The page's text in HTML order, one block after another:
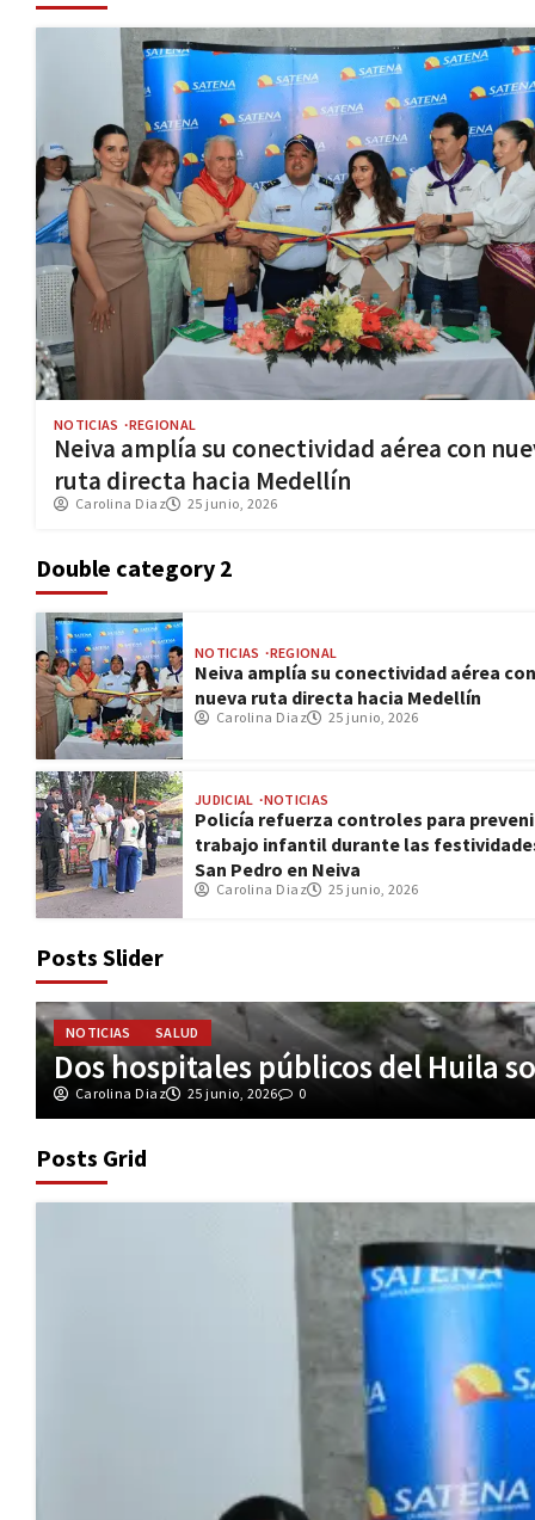
NOTICIAS REGIONAL
Neiva amplía su conectividad aérea con
ruta directa hacia Medellín
Carolina Diaz 25 junio, 2026
Double category 2
NOTICIAS REGIONAL
Neiva amplía su conectividad aérea con
nueva ruta directa hacia Medellín
Carolina Diaz 25 junio, 2026
JUDICIAL NOTICIAS
Policía refuerza controles para
trabajo infantil durante las
San Pedro en Neiva
Carolina Diaz 25 junio, 2026
Posts Slider
JUDICIAL NOTICIAS
Policía refuerza controles para
Carolina Diaz 25 junio, 2026 0
Posts Grid